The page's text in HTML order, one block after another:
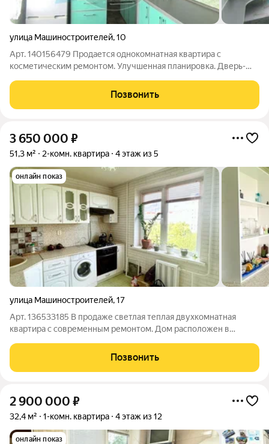
улица Машиностроителей,10
Арт. 140156479 Продается однокомнатная квартира с
косметическим ремонтом. Улучшенная планировка. Дверь-
продаже остается: встроенный кухонный гарнитур.
Документы готовы к продаже. Для многодетных
Позвонить
3 650 000 ₽
51,3 м² 2-комн. квартира 4 этаж из 5
онлайн показ
улица Машиностроителей,17
Арт. 136533185 В продаже светлая теплая двухкомнатная
квартира с современным ремонтом. Дом расположен в
покупки данной квартиры: + Комфортный 4 этaж. Шикарный
живописный вид из окон! + Квартира
Позвонить
2 900 000 ₽
32,4 м² 1-комн. квартира 4 этаж из 12
онлайн показ